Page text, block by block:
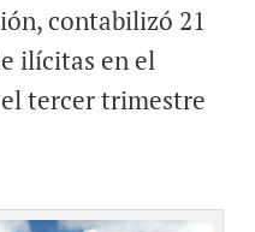
contabilizó 21
ilícitas en el
tercer trimestre